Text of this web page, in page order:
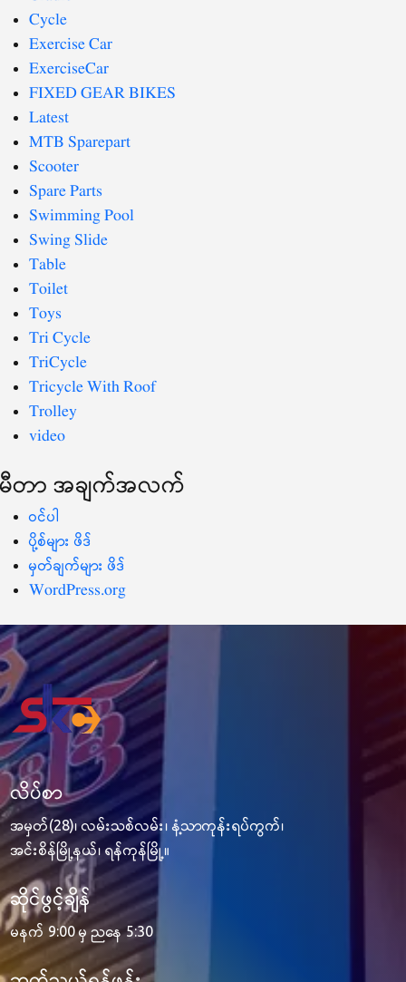
Cycle
Exercise Car
ExerciseCar
FIXED GEAR BIKES
Latest
MTB Sparepart
Scooter
Spare Parts
Swimming Pool
Swing Slide
Table
Toilet
Toys
Tri Cycle
TriCycle
Tricycle With Roof
Trolley
video
မီတာ အချက်အလက်
ဝင်ပါ
ပို့စ်များ ဖိဒ်
မှတ်ချက်များ ဖိဒ်
WordPress.org
လိပ်စာ
အမှတ်(28)၊ လမ်းသစ်လမ်း၊ နံ့သာကုန်းရပ်ကွက်၊
အင်းစိန်မြို့နယ်၊ ရန်ကုန်မြို့။
ဆိုင်ဖွင့်ချိန်
မနက် 9:00 မှ ညနေ 5:30